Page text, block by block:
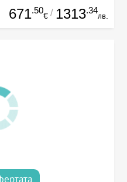
671.50
€ / 1313.34
лв.